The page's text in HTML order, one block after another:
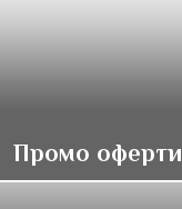
Промо оферти